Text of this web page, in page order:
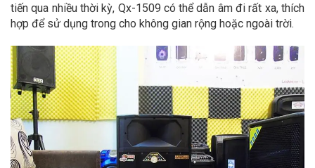
tiến qua nhiều thời kỳ, Qx-1509 có thể dẫn âm đi rất xa, thích
hợp để sử dụng trong cho không gian rộng hoặc ngoài trời.